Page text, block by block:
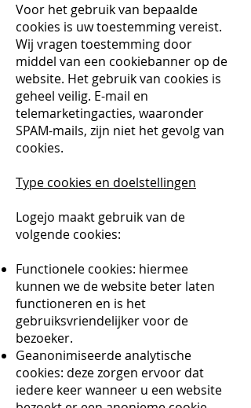
Voor het gebruik van bepaalde
cookies is uw toestemming vereist.
Wij vragen toestemming door
middel van een cookiebanner op de
website. Het gebruik van cookies is
geheel veilig. E-mail en
telemarketingacties, waaronder
SPAM-mails, zijn niet het gevolg van
cookies.
Type cookies en doelstellingen
Logejo maakt gebruik van de
volgende cookies:
Functionele cookies: hiermee
kunnen we de website beter laten
functioneren en is het
gebruiksvriendelijker voor de
bezoeker.
Geanonimiseerde analytische
cookies: deze zorgen ervoor dat
iedere keer wanneer u een website